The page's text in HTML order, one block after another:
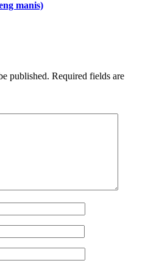
manis)
published. Required fields are